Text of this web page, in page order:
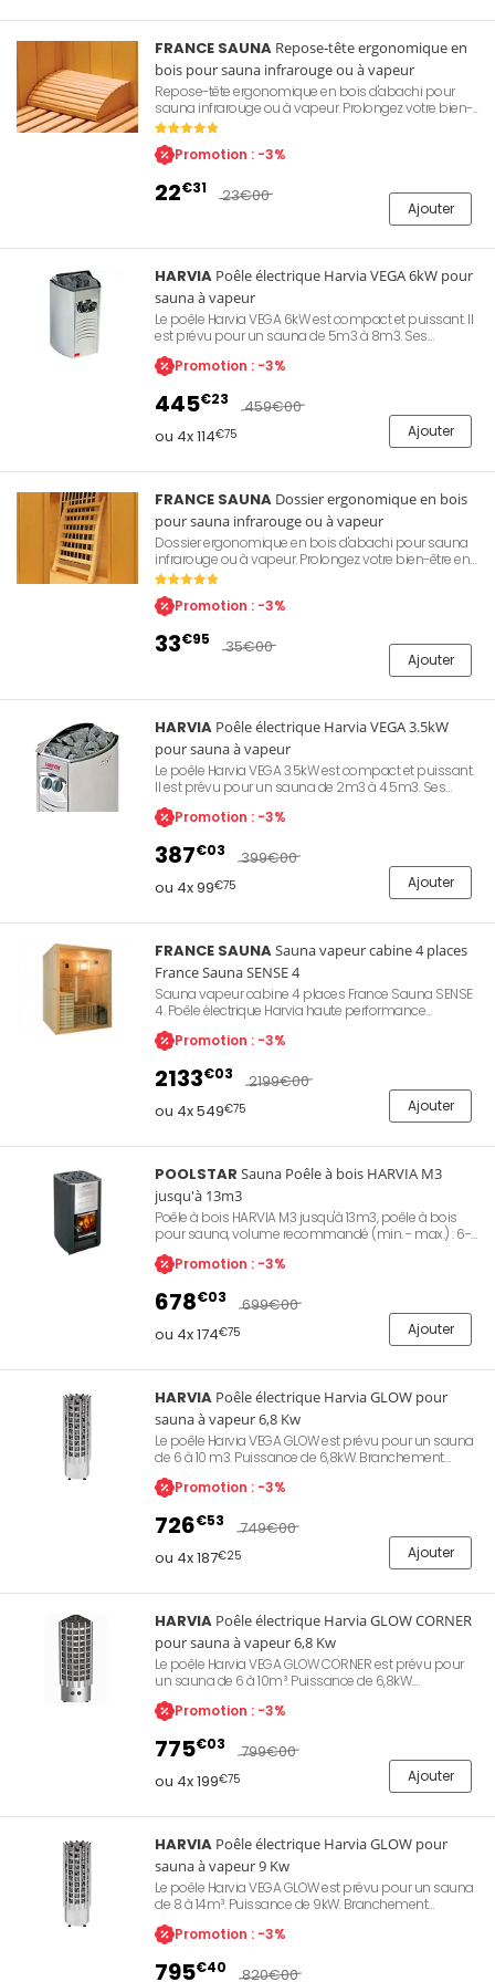
FRANCE SAUNA Repose-tête ergonomique en
bois pour sauna infrarouge ou à vapeur
Repose-tête ergonomique en bois d'abachi pour
sauna infrarouge ou à vapeur. Prolongez votre bien-
être en vous équipant de ce repose-tête
spécialement conçu pour votre sauna. Dimensions :
205mm x 300mm, hauteur 75mm. Poids 1kg.
Promotion : -3%
22€31 23€00
Ajouter
HARVIA Poêle électrique Harvia VEGA 6kW pour
sauna à vapeur
Le poêle Harvia VEGA 6kW est compact et puissant. Il
est prévu pour un sauna de 5m3 à 8m3. Ses
commandes ergonomiques placées à l'avant
permettent un contrôle simple et aisé. Il dispose d'un
personnalisée. Corps en acier inoxydable,
compartiment pierres de lave simple d'accès,
capacité 20kg.
Promotion : -3%
445€23 459€00
ou 4x 114€75 Ajouter
FRANCE SAUNA Dossier ergonomique en bois
pour sauna infrarouge ou à vapeur
Dossier ergonomique en bois d'abachi pour sauna
infrarouge ou à vapeur. Prolongez votre bien-être en
vous équipant de ce repose-tête spécialement
conçu pour votre sauna. Dimensions : 520mm x
420mm. Poids 3kg.
Promotion : -3%
33€95 35€00
Ajouter
HARVIA Poêle électrique Harvia VEGA 3.5kW
pour sauna à vapeur
Le poêle Harvia VEGA 3.5kW est compact et puissant.
Il est prévu pour un sauna de 2m3 à 4.5m3. Ses
commandes ergonomiques placées à l'avant
permettent un contrôle simple et aisé. Il dispose d'un
personnalisée. Corps en acier inoxydable,
compartiment pierres de lave simple d'accès,
capacité 12kg.
Promotion : -3%
387€03 399€00
ou 4x 99€75 Ajouter
FRANCE SAUNASauna vapeur cabine 4 places
France Sauna SENSE 4
Sauna vapeur cabine 4 places France Sauna SENSE
4. Poêle électrique Harvia haute performance
monophasé livré avec ses pierres de lave. Cabine en
épicéa du Canada. Préchauffage rapide en 20mn.
tamisé. Dimensions 150 x 150 cm. Installation simple
Promotion : -3%
2133€03 2199€00
ou 4x 549€75 Ajouter
POOLSTAR Sauna Poêle à bois HARVIA M3
jusqu'à 13m3
Poêle à bois HARVIA M3 jusqu'à 13m3, poêle à bois
pour sauna, volume recommandé (min. - max.) : 6-
13m3, dimensions 390 x 430 x 710 mm, poids : 45 kg,
poids max. pierres : 30 kg, peinture noire.
Promotion : -3%
678€03 699€00
ou 4x 174€75 Ajouter
HARVIA Poêle électrique Harvia GLOW pour
sauna à vapeur 6,8 Kw
Le poêle Harvia VEGA GLOW est prévu pour un sauna
de 6 à 10 m3. Puissance de 6,8kW. Branchement
triphasé 400 V. En acier inoxydable. Se pose au sol.
Réceptacle pour 90 kg de pierres (non fournies).
Promotion : -3%
726€53 749€00
ou 4x 187€25 Ajouter
HARVIA Poêle électrique Harvia GLOW CORNER
pour sauna à vapeur 6,8 Kw
Le poêle Harvia VEGA GLOW CORNER est prévu pour
un sauna de 6 à 10m³. Puissance de 6,8kW.
Branchement triphasé 400 V. En acier inoxydable. Se
pose au sol.Réceptacle pour 50 kg de pierres (non
Profondeur : 330mm. Poids : 16 kg.
Promotion : -3%
775€03 799€00
ou 4x 199€75 Ajouter
HARVIA Poêle électrique Harvia GLOW pour
sauna à vapeur 9 Kw
Le poêle Harvia VEGA GLOW est prévu pour un sauna
de 8 à 14m³. Puissance de 9kW. Branchement
triphasé 400 V. En acier inoxydable. Se pose au sol.
Réceptacle pour 90 kg de pierres (non fournies).
Promotion : -3%
795€40 820€00